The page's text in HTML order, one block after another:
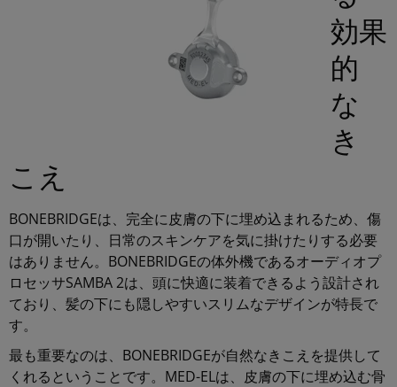
効果
的
な
き
こえ
BONEBRIDGEは、完全に皮膚の下に埋め込まれるため、傷
口が開いたり、日常のスキンケアを気に掛けたりする必要
はありません。BONEBRIDGEの体外機であるオーディオプ
ロセッサSAMBA 2は、頭に快適に装着できるよう設計され
ており、髪の下にも隠しやすいスリムなデザインが特長で
す。
最も重要なのは、BONEBRIDGEが自然なきこえを提供して
くれるということです。MED-ELは、皮膚の下に埋め込む骨